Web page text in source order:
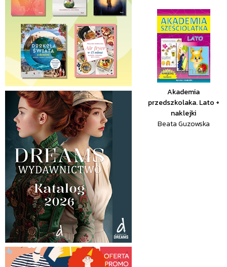
Akademia
przedszkolaka. Lato +
naklejki
Beata Guzowska